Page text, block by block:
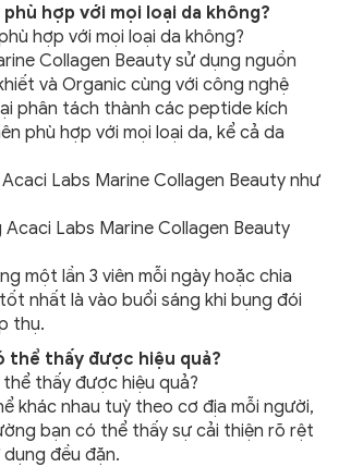
hợp với mọi loại da không?
hợp với mọi loại da không?
Collagen Beauty sử dụng nguồn
và Organic cùng với công nghệ
phân tách thành các peptide kích
phù hợp với mọi loại da, kể cả da
Labs Marine Collagen Beauty như
Labs Marine Collagen Beauty
một lần 3 viên mỗi ngày hoặc chia
nhất là vào buổi sáng khi bụng đói
thụ.
thể thấy được hiệu quả?
thấy được hiệu quả?
khác nhau tuỳ theo cơ địa mỗi người,
bạn có thể thấy sự cải thiện rõ rệt
đều đặn.